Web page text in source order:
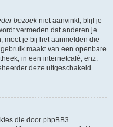
bezoekniet aanvinkt, blijf je
vermeden dat anderen je
moet je bij het aanmelden die
maakt van een openbare
in een internetcafé, enz.
deze uitgeschakeld.
die door phpBB3